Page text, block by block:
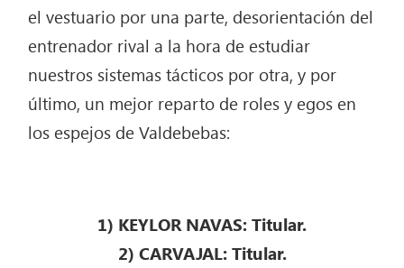
el vestuario por una parte, desorientación del
entrenador rival a la hora de estudiar
nuestros sistemas tácticos por otra, y por
último, un mejor reparto de roles y egos en
los espejos de Valdebebas:
1) KEYLOR NAVAS: Titular.
2) CARVAJAL: Titular.